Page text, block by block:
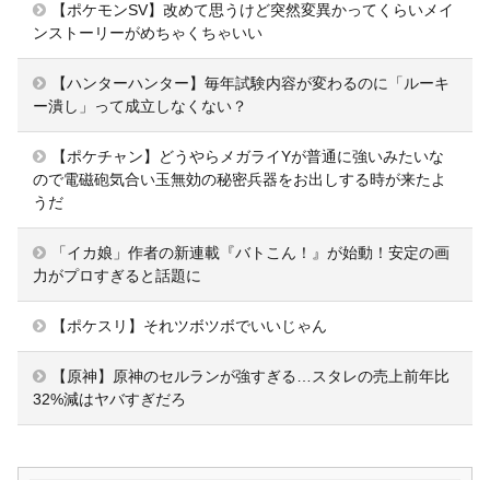
【ポケモンSV】改めて思うけど突然変異かってくらいメイ
ンストーリーがめちゃくちゃいい
【ハンターハンター】毎年試験内容が変わるのに「ルーキ
ー潰し」って成立しなくない？
【ポケチャン】どうやらメガライYが普通に強いみたいな
ので電磁砲気合い玉無効の秘密兵器をお出しする時が来たよ
うだ
「イカ娘」作者の新連載『バトこん！』が始動！安定の画
力がプロすぎると話題に
【ポケスリ】それツボツボでいいじゃん
【原神】原神のセルランが強すぎる…スタレの売上前年比
32%減はヤバすぎだろ